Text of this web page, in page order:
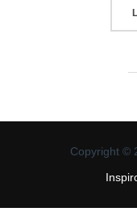
Copyright ©